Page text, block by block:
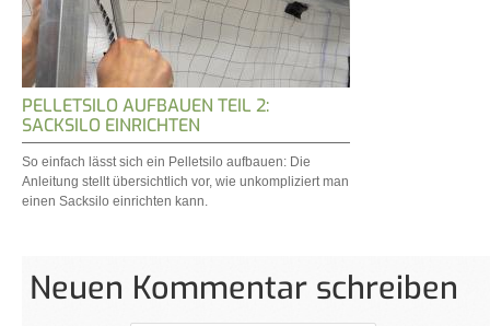
PELLETSILO AUFBAUEN TEIL 2:
SACKSILO EINRICHTEN
So einfach lässt sich ein Pelletsilo aufbauen: Die
Anleitung stellt übersichtlich vor, wie unkompliziert man
einen Sacksilo einrichten kann.
Neuen Kommentar schreiben